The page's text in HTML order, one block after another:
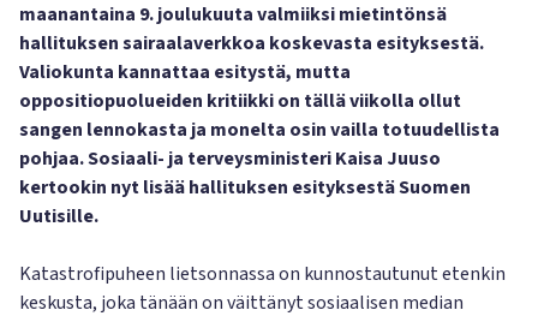
maanantaina 9. joulukuuta valmiiksi mietintönsä
hallituksen sairaalaverkkoa koskevasta esityksestä.
Valiokunta kannattaa esitystä, mutta
oppositiopuolueiden kritiikki on tällä viikolla ollut
sangen lennokasta ja monelta osin vailla totuudellista
pohjaa. Sosiaali- ja terveysministeri Kaisa Juuso
kertookin nyt lisää hallituksen esityksestä Suomen
Uutisille.
Katastrofipuheen lietsonnassa on kunnostautunut etenkin
keskusta, joka tänään on väittänyt sosiaalisen median